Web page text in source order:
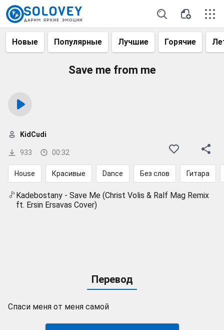
Новые Популярные Лучшие Горячие
Save me from me
933 00:32
KidCudi
House Красивые Dance Без слов Гитара
Kadebostany - Save Me (Christ Volis & Ralf Mag Remix
ft. Ersin Ersavas Cover)
Перевод
Спаси меня от меня самой